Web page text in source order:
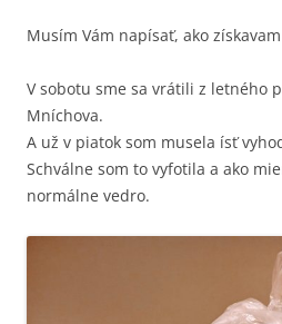
Musím Vám napísať, ako
V sobotu sme sa vrátili z letného
Mníchova.
A už v piatok som musela ísť
Schválne som to vyfotila a ako
normálne vedro.